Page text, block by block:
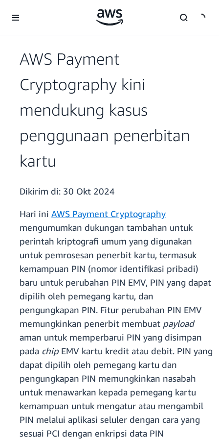
AWS Payment
Cryptography kini
mendukung kasus
penggunaan penerbitan
kartu
Dikirim di: 30 Okt 2024
Hari ini AWS Payment Cryptography
mengumumkan dukungan tambahan untuk
perintah kriptografi umum yang digunakan
untuk pemrosesan penerbit kartu, termasuk
kemampuan PIN (nomor identifikasi pribadi)
baru untuk perubahan PIN EMV, PIN yang dapat
dipilih oleh pemegang kartu, dan
pengungkapan PIN. Fitur perubahan PIN EMV
memungkinkan penerbit membuat payload
aman untuk memperbarui PIN yang disimpan
pada chipEMV kartu kredit atau debit. PIN yang
dapat dipilih oleh pemegang kartu dan
pengungkapan PIN memungkinkan nasabah
untuk menawarkan kepada pemegang kartu
kemampuan untuk mengatur atau mengambil
PIN melalui aplikasi seluler dengan cara yang
sesuai PCI dengan enkripsi data PIN